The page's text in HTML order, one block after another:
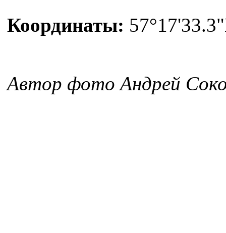
Координаты:
Автор фото Андрей